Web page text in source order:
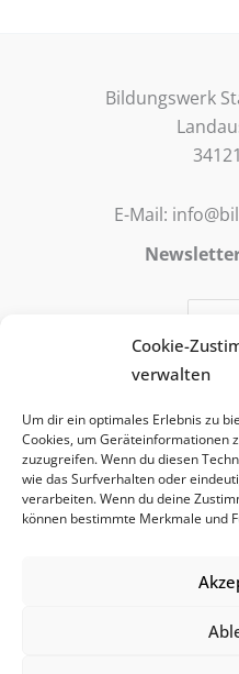
Cookie-
verwalten
Um dir ein optimales Erlebnis zu
Cookies, um Geräteinformationen
zuzugreifen. Wenn du diesen
wie das Surfverhalten oder
verarbeiten. Wenn du deine
können bestimmte Merkmale und
Bildungswerk
E-Mail:
Adresse für die
Newsletter verwendet
und kann